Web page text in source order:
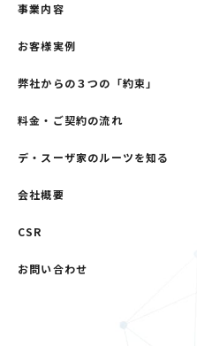
事業内容
お客様実例
弊社からの３つの「約束」
料金・ご契約の流れ
デ・スーザ家のルーツを知る
会社概要
CSR
お問い合わせ